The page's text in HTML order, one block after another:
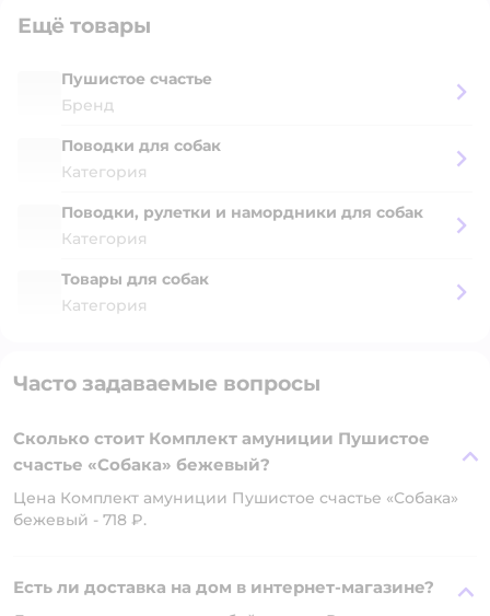
Ещё товары
Пушистое счастье
Бренд
Поводки для собак
Категория
Поводки, рулетки и намордники для собак
Категория
Товары для собак
Категория
Часто задаваемые вопросы
Сколько стоит Комплект амуниции Пушистое
счастье «Собака» бежевый?
Цена Комплект амуниции Пушистое счастье «Собака»
бежевый - 718 ₽.
Есть ли доставка на дом в интернет-магазине?